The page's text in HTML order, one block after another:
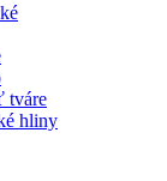
tváre
hliny